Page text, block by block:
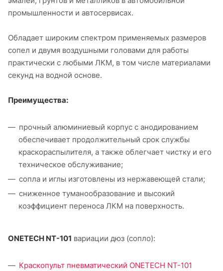
промышленности и автосервисах.
Обладает широким спектром применяемых размеров
сопел и двумя воздушными головами для работы
практически с любыми ЛКМ, в том числе материалами
секунд на водной основе.
Преимущества:
прочный алюминиевый корпус с анодированием
обеспечивает продолжительный срок службы
краскораспылителя, а также облегчает чистку и его
техническое обслуживание;
сопла и иглы изготовлены из нержавеющей стали;
сниженное туманообразование и высокий
коэффициент переноса ЛКМ на поверхность.
ONETECH NT-101 вариации дюз (сопло):
Краскопульт пневматический ONETECH NT-101